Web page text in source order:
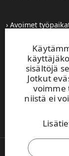
sisältöjä
Jotkut
voimme
niistä ei
Avoimet
Tilaa tiedotteet
Toiminta-
UPM Vaihde
0204 15 111
Tämä sivusto on